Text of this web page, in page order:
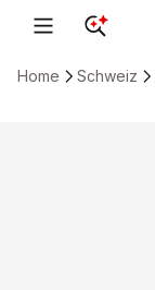
Home Schweiz